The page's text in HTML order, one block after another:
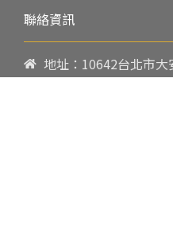
聯絡資訊
地址：10642台北市